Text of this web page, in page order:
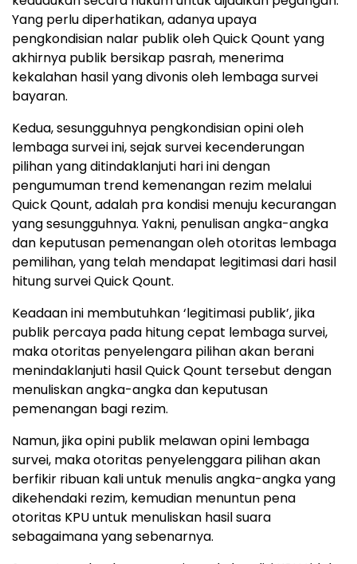
Yang perlu diperhatikan, adanya upaya
pengkondisian nalar publik oleh Quick Qount yang
akhirnya publik bersikap pasrah, menerima
kekalahan hasil yang divonis oleh lembaga survei
bayaran.
Kedua, sesungguhnya pengkondisian opini oleh
lembaga survei ini, sejak survei kecenderungan
pilihan yang ditindaklanjuti hari ini dengan
pengumuman trend kemenangan rezim melalui
Quick Qount, adalah pra kondisi menuju kecurangan
yang sesungguhnya. Yakni, penulisan angka-angka
dan keputusan pemenangan oleh otoritas lembaga
pemilihan, yang telah mendapat legitimasi dari hasil
hitung survei Quick Qount.
Keadaan ini membutuhkan ‘legitimasi publik’, jika
publik percaya pada hitung cepat lembaga survei,
maka otoritas penyelengara pilihan akan berani
menindaklanjuti hasil Quick Qount tersebut dengan
menuliskan angka-angka dan keputusan
pemenangan bagi rezim.
Namun, jika opini publik melawan opini lembaga
survei, maka otoritas penyelenggara pilihan akan
berfikir ribuan kali untuk menulis angka-angka yang
dikehendaki rezim, kemudian menuntun pena
otoritas KPU untuk menuliskan hasil suara
sebagaimana yang sebenarnya.